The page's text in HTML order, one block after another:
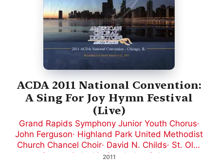
ACDA 2011 National Convention:
A Sing For Joy Hymn Festival
(Live)
Grand Rapids Symphony Junior Youth Chorus·
John Ferguson· Highland Park United Methodist
Church Chancel Choir· David N. Childs· St. Olaf
Cantorei
Jackie Sonderlan Schoon
2011